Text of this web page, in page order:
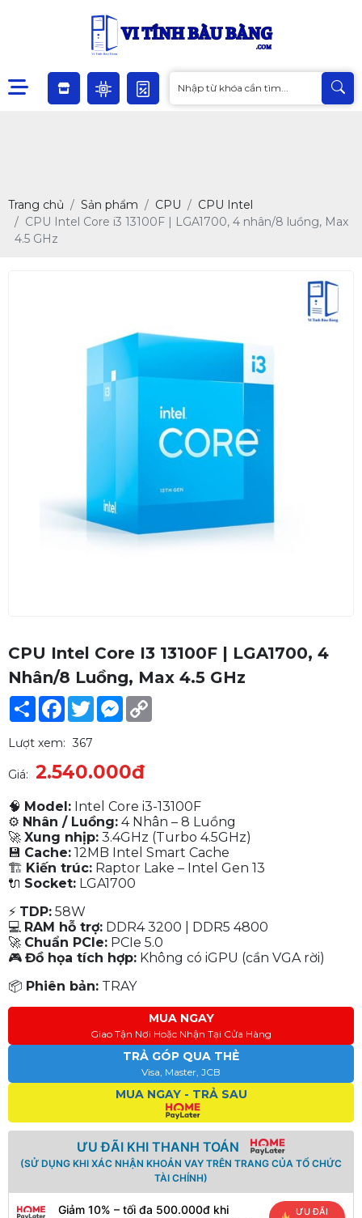
Trang chủ Sản phẩm CPU
CPU Intel
CPU Intel Core i3 13100F | LGA1700, 4 nhân/8 luồng, Max
4.5 GHz
CPU Intel Core I3 13100F | LGA1700, 4
Nhân/8 Luồng, Max 4.5 GHz
Share Facebook
TwitterMessenger
Lượt xem: 367
Giá: 2.540.000đ
🧠 Model: Intel Core i3-13100F
⚙ Nhân / Luồng: 4 Nhân – 8 Luồng
🚀 Xung nhịp: 3.4GHz (Turbo 4.5GHz)
💾 Cache: 12MB Intel Smart Cache
🏗 Kiến trúc: Raptor Lake – Intel Gen 13
🔌 Socket: LGA1700
⚡ TDP: 58W
💻 RAM hỗ trợ: DDR4 3200 | DDR5 4800
🚀 Chuẩn PCIe: PCIe 5.0
🎮 Đồ họa tích hợp: Không có iGPU (cần VGA rời)
📦 Phiên bản: TRAY
MUA NGAY
Giao Tận Nơi Hoặc Nhận Tại Cửa Hàng
TRẢ GÓP QUA THẺ
Visa, Master, JCB
MUA NGAY - TRẢ SAU
ƯU ĐÃI KHI THANH TOÁN
(SỬ DỤNG KHI XÁC NHẬN KHOẢN VAY TRÊN TRANG CỦA TỔ CHỨC
TÀI CHÍNH)
Giảm 10% – tối đa 500.000đ khi
ƯU ĐÃI